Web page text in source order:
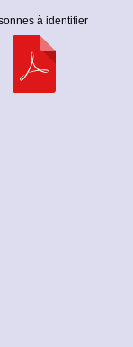
à identifier